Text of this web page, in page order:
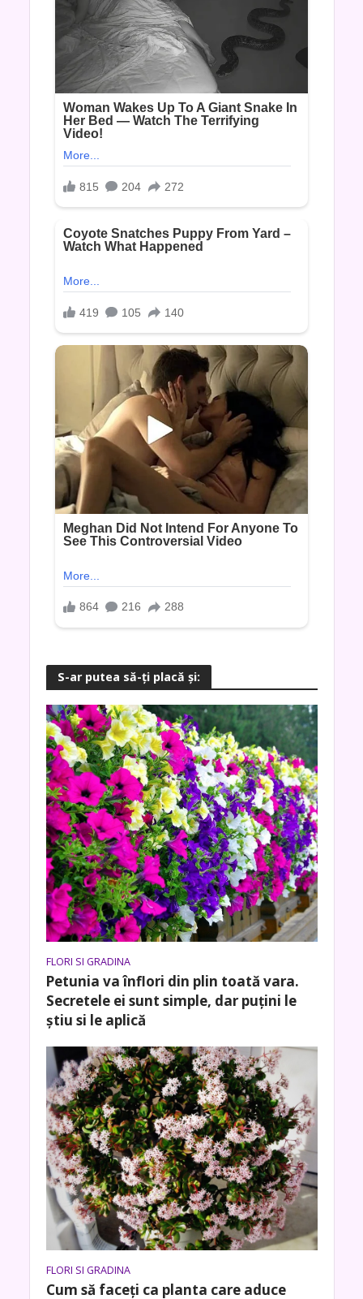
S-ar putea să-ţi placă şi:
FLORI SI GRADINA
Petunia va înflori din plin toată vara.
Secretele ei sunt simple, dar puțini le
știu si le aplică
FLORI SI GRADINA
Cum să faceți ca planta care aduce